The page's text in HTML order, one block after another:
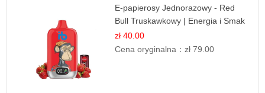
E-papierosy Jednorazowy - Red
Bull Truskawkowy | Energia i Smak
zł 40.00
Cena oryginalna：zł 79.00